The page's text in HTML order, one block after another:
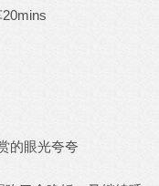
的眼光夸夸